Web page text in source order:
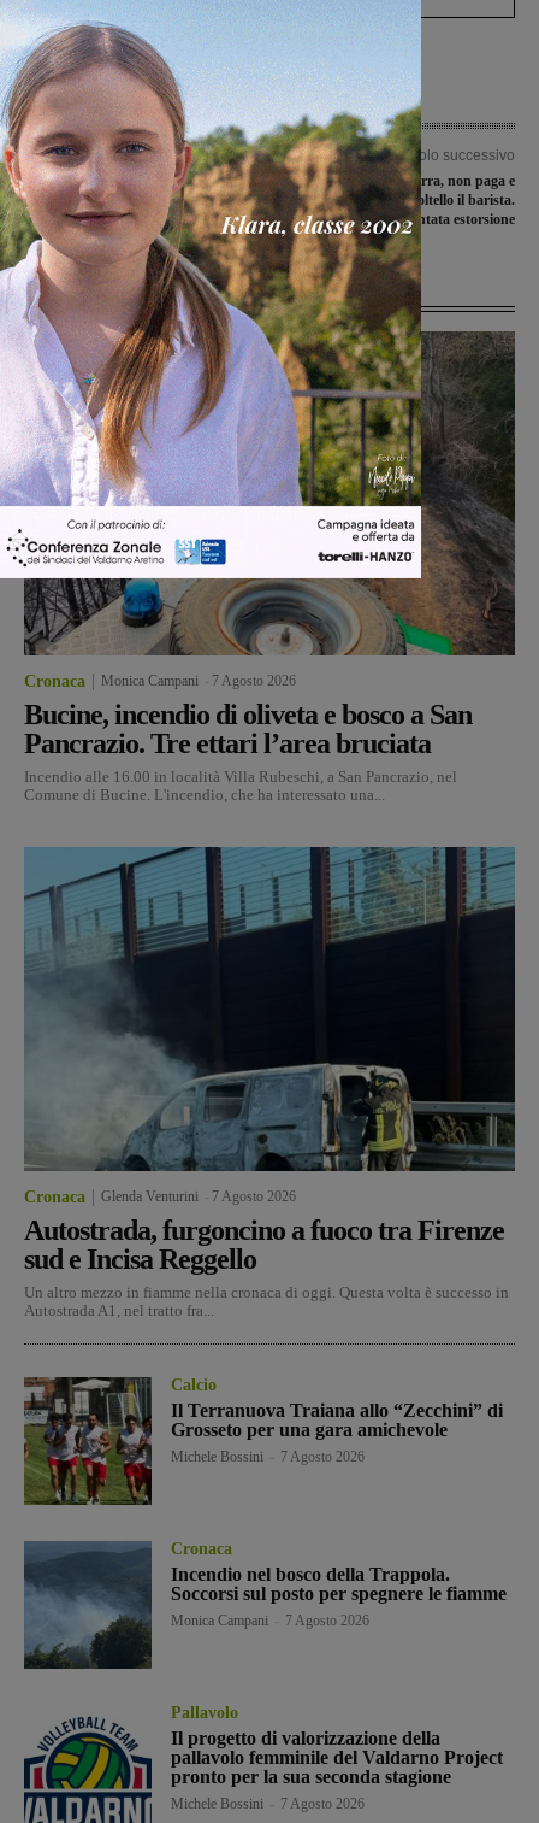
Articolo precedente
A Incisa arriva Salvini. Il leader della
Lega lancia la campagna per le
regionali: “Vogliamo vincere”
Articolo successivo
Prende una birra, non paga e
minaccia con un coltello il barista.
Arrestato per tentata estorsione
Ultime Notizie
Cronaca Monica Campani 7 Agosto 2026
Bucine, incendio di oliveta e bosco a San
Pancrazio. Tre ettari l’area bruciata
Incendio alle 16.00 in località Villa Rubeschi, a San Pancrazio, nel
Comune di Bucine. L'incendio, che ha interessato una...
Cronaca Glenda Venturini 7 Agosto 2026
Autostrada, furgoncino a fuoco tra Firenze
sud e Incisa Reggello
Un altro mezzo in fiamme nella cronaca di oggi. Questa volta è successo in
Autostrada A1, nel tratto fra...
Calcio
Il Terranuova Traiana allo “Zecchini” di
Grosseto per una gara amichevole
Michele Bossini 7 Agosto 2026
Cronaca
Incendio nel bosco della Trappola.
Soccorsi sul posto per spegnere le fiamme
Monica Campani 7 Agosto 2026
Pallavolo
Il progetto di valorizzazione della
pallavolo femminile del Valdarno Project
pronto per la sua seconda stagione
Michele Bossini 7 Agosto 2026